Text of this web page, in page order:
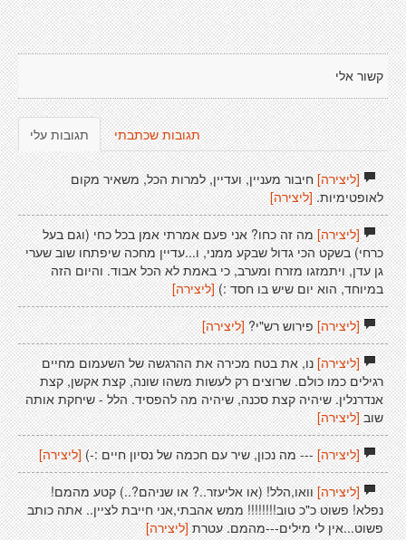
קשור אלי
תגובות עלי תגובות שכתבתי
[ליצירה]חיבור מעניין, ועדיין, למרות הכל, משאיר מקום
לאופטימיות. [ליצירה]
[ליצירה]מה זה כחו? אני פעם אמרתי אמן בכל כחי (וגם בעל
כרחי) בשקט הכי גדול שבקע ממני, ו...עדיין מחכה שיפתחו שוב שערי
גן עדן, ויתמזגו מזרח ומערב, כי באמת לא הכל אבוד. והיום הזה
במיוחד, הוא יום שיש בו חסד :) [ליצירה]
[ליצירה]פירוש רש"י? [ליצירה]
[ליצירה]נו, את בטח מכירה את ההרגשה של השעמום מחיים
רגילים כמו כולם. שרוצים רק לעשות משהו שונה, קצת אקשן, קצת
אנדרנלין. שיהיה קצת סכנה, שיהיה מה להפסיד. הלל - שיחקת אותה
שוב[ליצירה]
[ליצירה]--- מה נכון, שיר עם חכמה של נסיון חיים :-) [ליצירה]
[ליצירה]וואו,הלל! (או אליעזר..? או שניהם?..) קטע מהמם!
נפלא! פשוט כ"כ טוב!!!!!!!! ממש אהבתי,אני חייבת לציין.. אתה כותב
פשוט...אין לי מילים---מהמם. עטרת [ליצירה]